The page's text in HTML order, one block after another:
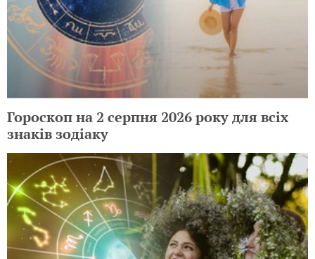
Гороскоп на 2 серпня 2026 року для всіх
знаків зодіаку